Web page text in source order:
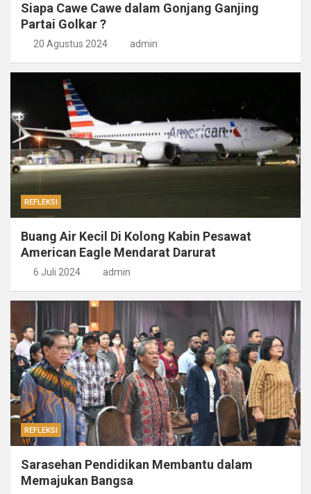
Siapa Cawe Cawe dalam Gonjang Ganjing
Partai Golkar ?
20 Agustus 2024 admin
REFLEKSI
Buang Air Kecil Di Kolong Kabin Pesawat
American Eagle Mendarat Darurat
6 Juli 2024 admin
REFLEKSI
Sarasehan Pendidikan Membantu dalam
Memajukan Bangsa